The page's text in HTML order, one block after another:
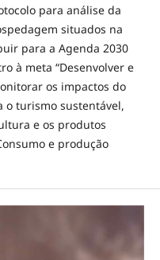
para análise da
situados na
para a Agenda 2030
à meta “Desenvolver e
os impactos do
o turismo sustentável,
e os produtos
e produção